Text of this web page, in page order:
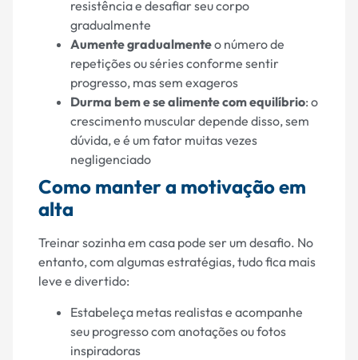
resistência e desafiar seu corpo
gradualmente
Aumente gradualmenteo número de
repetições ou séries conforme sentir
progresso, mas sem exageros
Durma bem e se alimente com equilíbrio: o
crescimento muscular depende disso, sem
dúvida, e é um fator muitas vezes
negligenciado
Como manter a motivação em
alta
Treinar sozinha em casa pode ser um desafio. No
entanto, com algumas estratégias, tudo fica mais
leve e divertido:
Estabeleça metas realistas e acompanhe
seu progresso com anotações ou fotos
inspiradoras